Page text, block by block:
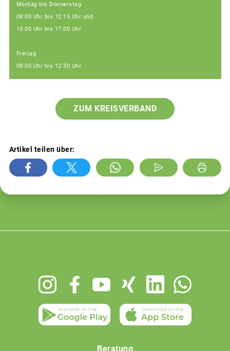
Montag bis Donnerstag
08:00 Uhr bis 12:15 Uhr und
13:00 Uhr bis 17:00 Uhr
Freitag
08:00 Uhr bis 12:30 Uhr
ZUM KREISVERBAND
Artikel teilen über:
Beratung